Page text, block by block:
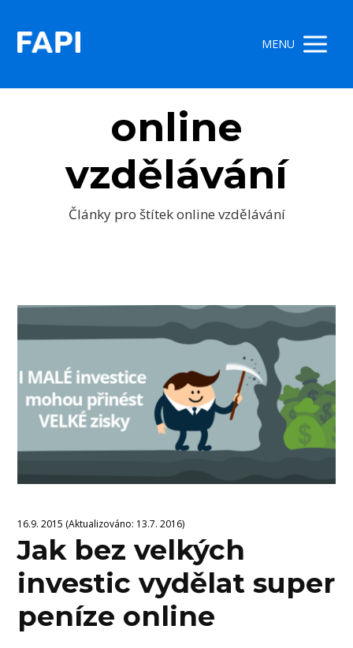
MENU
online
vzdělávání
Články pro štítek online vzdělávání
16.9. 2015 (Aktualizováno: 13.7. 2016)
Jak bez velkých
investic vydělat super
peníze online